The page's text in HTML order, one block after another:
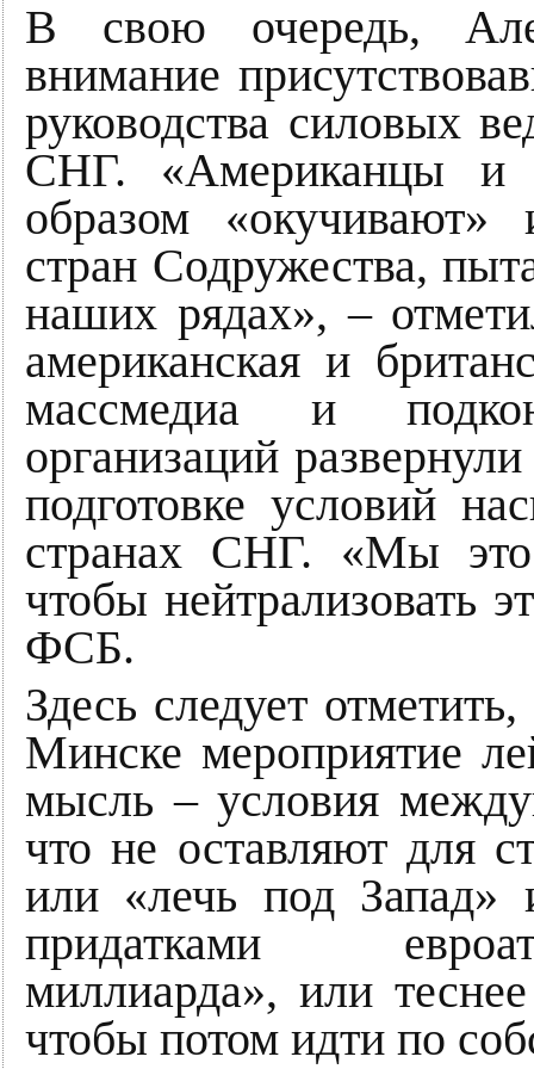
В свою очередь,
внимание
руководства силовых
СНГ. «Американцы и
образом «окучивают»
стран Содружества,
наших рядах», –
американская и
массмедиа и
организаций
подготовке условий
странах СНГ. «Мы
чтобы нейтрализовать
ФСБ.
Здесь следует
Минске мероприятие
мысль – условия
что не оставляют для
или «лечь под Запад»
придатками
миллиарда», или
чтобы потом идти по